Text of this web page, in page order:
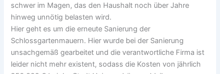
schwer im Magen, das den Haushalt noch über Jahre
hinweg unnötig belasten wird.
Hier geht es um die erneute Sanierung der
Schlossgartenmauern. Hier wurde bei der Sanierung
unsachgemäß gearbeitet und die verantwortliche Firma ist
leider nicht mehr existent, sodass die Kosten von jährlich